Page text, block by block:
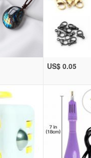
US$ 0.05